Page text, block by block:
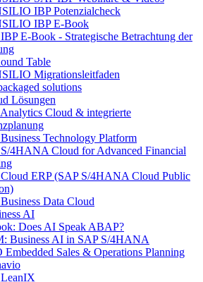
IBP Potenzialcheck
IBP E-Book
E-Book - Strategische Betrachtung der
Table
Migrationsleitfaden
solutions
Lösungen
Cloud & integrierte
Technology Platform
4HANA Cloud for Advanced Financial
ERP (SAP S/4HANA Cloud Public
Data Cloud
AI
Does AI Speak ABAP?
Business AI in SAP S/4HANA
Sales & Operations Planning